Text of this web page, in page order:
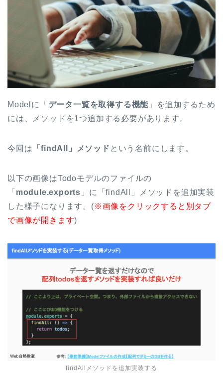
Modelに「 データ一覧を取得する機能 」を追加するため
には、メソッドを1つ追加する必要があります。
今回は 「findAll」メソッド という名前にします。
以下の画像はTodoモデルのファイルの
「 module.exports 」に「findAll」メソッドを追加実装
した様子になります。(※画像をクリックすると別タブ
で画像が開きます)
findAllメソッドを追加実装する